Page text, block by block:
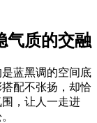
气质的交融
蓝黑调的空间底
配不张扬，却恰
，让人一走进